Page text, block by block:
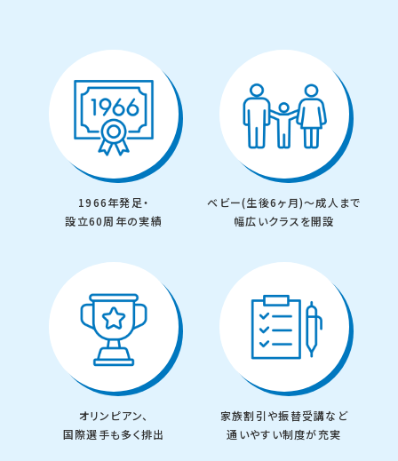
1966年発足・
設立60周年の実績
ベビー(生後6ヶ月)～成人まで
幅広いクラスを開設
オリンピアン、
国際選手も多く排出
家族割引や振替受講など
通いやすい制度が充実